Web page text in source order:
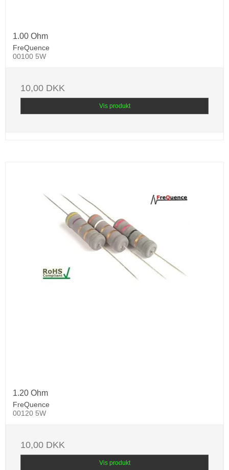
1.00 Ohm
FreQuence
00100 5W
10,00 DKK
Vis produkt
1.20 Ohm
FreQuence
00120 5W
10,00 DKK
Vis produkt